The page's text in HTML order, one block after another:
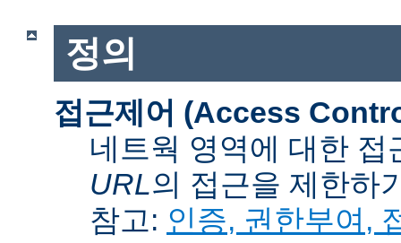
정의
접근제어 (Access
네트웍 영역에 대한
URL의 접근을 제한하
참고: 인증, 권한부여,